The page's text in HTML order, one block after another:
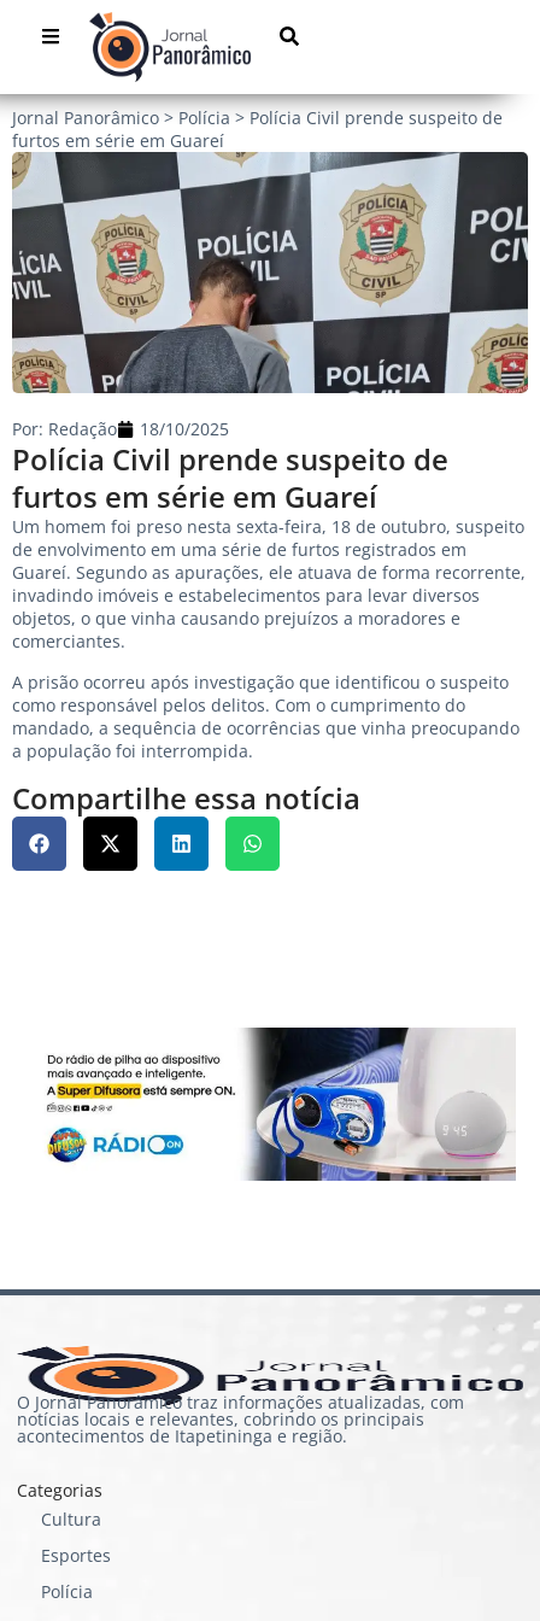
Jornal Panorâmico > Polícia > Polícia Civil prende suspeito de
furtos em série em Guareí
Polícia Civil prende suspeito de
furtos em série em Guareí
Por: Redação 18/10/2025
Um homem foi preso nesta sexta-feira, 18 de outubro, suspeito
de envolvimento em uma série de furtos registrados em
Guareí. Segundo as apurações, ele atuava de forma recorrente,
invadindo imóveis e estabelecimentos para levar diversos
objetos, o que vinha causando prejuízos a moradores e
comerciantes.
A prisão ocorreu após investigação que identificou o suspeito
como responsável pelos delitos. Com o cumprimento do
mandado, a sequência de ocorrências que vinha preocupando
a população foi interrompida.
Compartilhe essa notícia
O Jornal Panorâmico traz informações atualizadas, com
notícias locais e relevantes, cobrindo os principais
acontecimentos de Itapetininga e região.
Categorias
Cultura
Esportes
Polícia